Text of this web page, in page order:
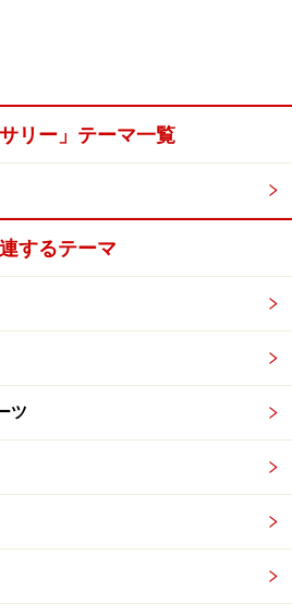
サリー」テーマ一覧
するテーマ
ツ